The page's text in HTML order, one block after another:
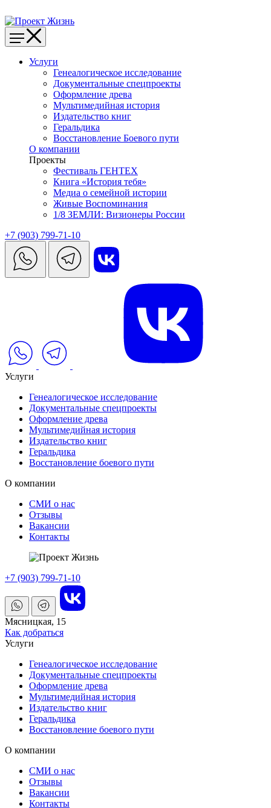
Услуги
Генеалогическое исследование
Документальные спецпроекты
Оформление древа
Мультимедийная история
Издательство книг
Геральдика
Восстановление Боевого пути
О компании
Проекты
Фестиваль ГЕНТЕХ
Книга «История тебя»
Медиа о семейной истории
Живые Воспоминания
1/8 ЗЕМЛИ: Визионеры России
+7 (903) 799-71-10
Услуги
Генеалогическое исследование
Документальные спецпроекты
Оформление древа
Мультимедийная история
Издательство книг
Геральдика
Восстановление боевого пути
О компании
СМИ о нас
Отзывы
Вакансии
Контакты
+7 (903) 799-71-10
Мясницкая, 15
Как добраться
Услуги
Генеалогическое исследование
Документальные спецпроекты
Оформление древа
Мультимедийная история
Издательство книг
Геральдика
Восстановление боевого пути
О компании
СМИ о нас
Отзывы
Вакансии
Контакты